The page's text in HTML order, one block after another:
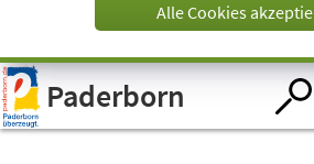
Visuelle
Assistenzsoftware
öffnen.
Alle Cookies
Paderborn